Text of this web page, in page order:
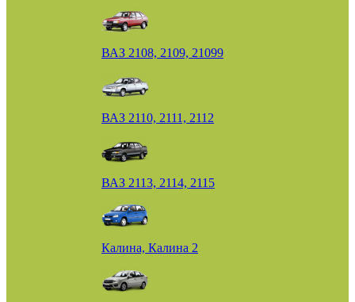
ВАЗ 2108, 2109, 21099
ВАЗ 2110, 2111, 2112
ВАЗ 2113, 2114, 2115
Калина, Калина 2